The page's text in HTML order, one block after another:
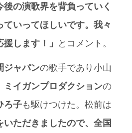
後の演歌界を背負っていく
ていってほしいです。我々
します！」
とコメント。
ジャパンの歌手であり小山
ミイガンプロダクションの
ろ子も駆けつけた。松前は
いただきましたので、全国